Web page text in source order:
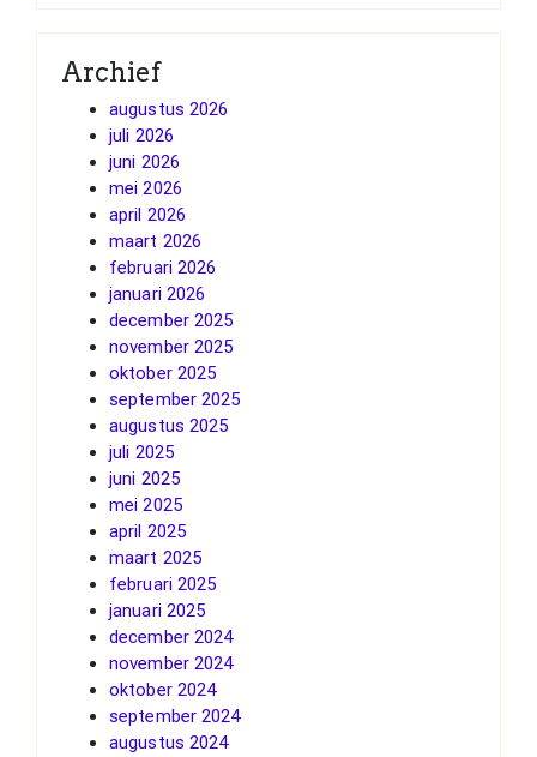
Archief
augustus 2026
juli 2026
juni 2026
mei 2026
april 2026
maart 2026
februari 2026
januari 2026
december 2025
november 2025
oktober 2025
september 2025
augustus 2025
juli 2025
juni 2025
mei 2025
april 2025
maart 2025
februari 2025
januari 2025
december 2024
november 2024
oktober 2024
september 2024
augustus 2024